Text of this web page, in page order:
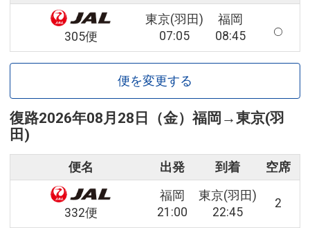
305便
東京(羽田)
07:05
福岡
08:45
便を変更する
復路2026年08月28日（金）福岡 →東京(羽
田)
便名 出発 到着 空席
332便
福岡
21:00
東京(羽田)
22:45
2